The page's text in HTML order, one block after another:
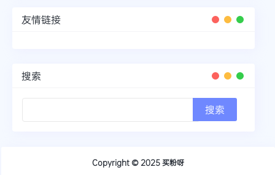
友情链接
搜索
Copyright © 2025买粉呀